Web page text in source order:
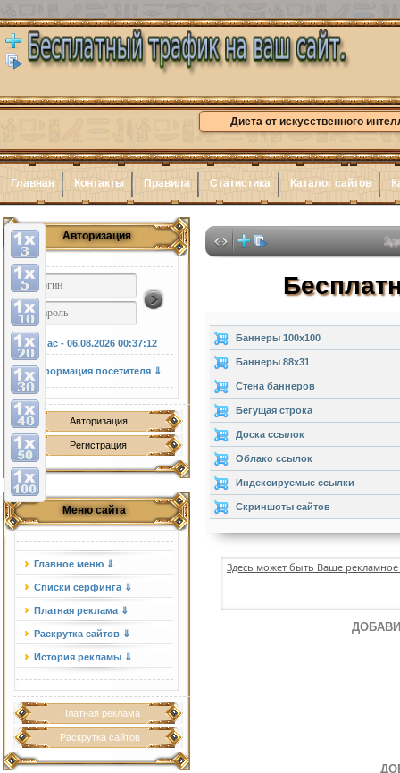
Диета от искусственного
Главная Контакты Правила Статистика Каталог сайтов
Авторизация
У нас - 06.08.202600:37:13
Информация посетителя ⇓
Авторизация
Регистрация
Меню сайта
Главное меню ⇓
Списки серфинга ⇓
Платная реклама ⇓
Раскрутка сайтов ⇓
История рекламы ⇓
Платная реклама
Раскрутка сайтов
Здесь
Баннеры 100x100
Баннеры 88x31
Стена баннеров
Бегущая строка
Доска ссылок
Облако ссылок
Индексируемые ссылки
Скриншоты сайтов
Здесь может быть Ваше